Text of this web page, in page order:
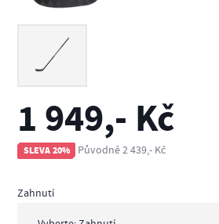
1 949,- Kč
SLEVA 20% Původně 2 439,- Kč
Zahnutí